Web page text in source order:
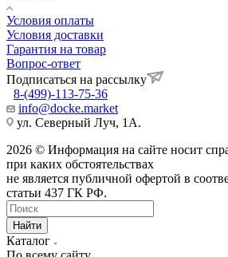
Условия оплаты
Условия доставки
Гарантия на товар
Вопрос-ответ
Подписаться на рассылку
8-(499)-113-75-36
info@docke.market
ул. Северный Луч, 1А.
2026 © Информация на сайте носит
при каких обстоятельствах
не является публичной офертой в
статьи 437 ГК РФ.
Найти
Каталог